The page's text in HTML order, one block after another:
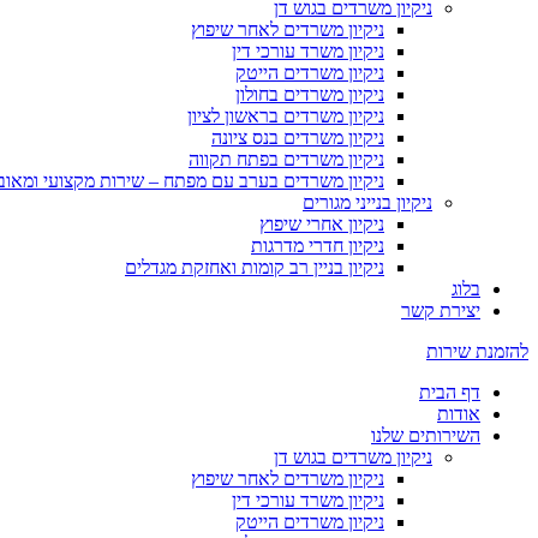
ניקיון משרדים בגוש דן
ניקיון משרדים לאחר שיפוץ
ניקיון משרד עורכי דין
ניקיון משרדים הייטק
ניקיון משרדים בחולון
ניקיון משרדים בראשון לציון
ניקיון משרדים בנס ציונה
ניקיון משרדים בפתח תקווה
ניקיון משרדים בערב עם מפתח – שירות מקצועי
ניקיון בנייני מגורים
ניקיון אחרי שיפוץ
ניקיון חדרי מדרגות
ניקיון בניין רב קומות ואחזקת מגדלים
בלוג
יצירת קשר
להזמנת שירות
דף הבית
אודות
השירותים שלנו
ניקיון משרדים בגוש דן
ניקיון משרדים לאחר שיפוץ
ניקיון משרד עורכי דין
ניקיון משרדים הייטק